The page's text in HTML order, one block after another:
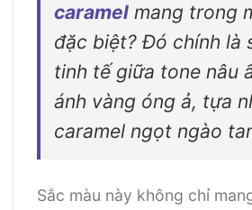
caramel mang trong
đặc biệt? Đó chính là
tinh tế giữa tone nâu
ánh vàng óng ả, tựa
caramel ngọt ngào
Sắc màu này không chỉ